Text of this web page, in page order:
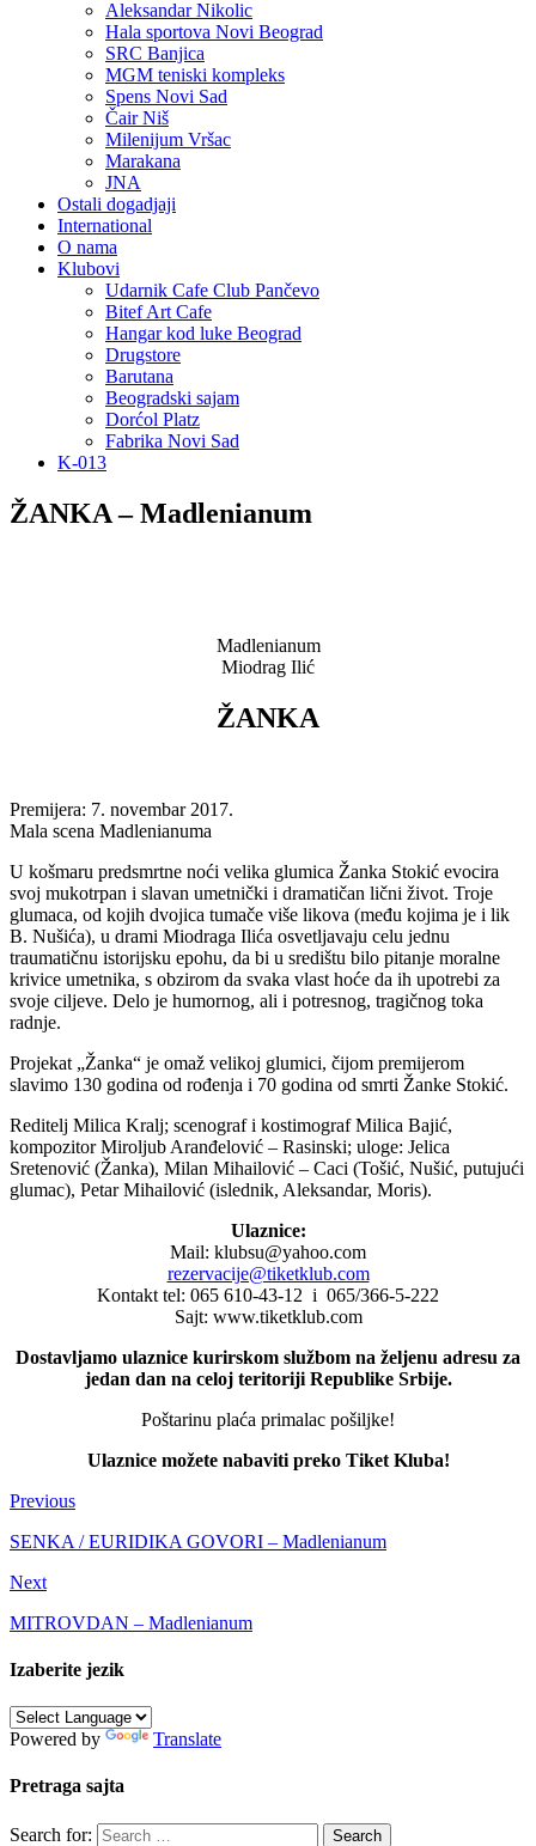
Aleksandar Nikolic
Hala sportova Novi Beograd
SRC Banjica
MGM teniski kompleks
Spens Novi Sad
Čair Niš
Milenijum Vršac
Marakana
JNA
Ostali dogadjaji
International
O nama
Klubovi
Udarnik Cafe Club Pančevo
Bitef Art Cafe
Hangar kod luke Beograd
Drugstore
Barutana
Beogradski sajam
Dorćol Platz
Fabrika Novi Sad
K-013
ŽANKA – Madlenianum
Madlenianum
Miodrag Ilić
ŽANKA
Premijera: 7. novembar 2017.
Mala scena Madlenianuma
U košmaru predsmrtne noći velika glumica Žanka Stokić evocira
svoj mukotrpan i slavan umetnički i dramatičan lični život. Troje
glumaca, od kojih dvojica tumače više likova (među kojima je i lik
B. Nušića), u drami Miodraga Ilića osvetljavaju celu jednu
traumatičnu istorijsku epohu, da bi u središtu bilo pitanje moralne
krivice umetnika, s obzirom da svaka vlast hoće da ih upotrebi za
svoje ciljeve. Delo je humornog, ali i potresnog, tragičnog toka
radnje.
Projekat „Žanka“ je omaž velikoj glumici, čijom premijerom
slavimo 130 godina od rođenja i 70 godina od smrti Žanke Stokić.
Reditelj Milica Kralj; scenograf i kostimograf Milica Bajić,
kompozitor Miroljub Aranđelović – Rasinski; uloge: Jelica
Sretenović (Žanka), Milan Mihailović – Caci (Tošić, Nušić, putujući
glumac), Petar Mihailović (islednik, Aleksandar, Moris).
Ulaznice:
Mail: klubsu@yahoo.com
rezervacije@tiketklub.com
Kontakt tel: 065 610-43-12 i 065/366-5-222
Sajt: www.tiketklub.com
Dostavljamo ulaznice kurirskom službom na željenu adresu za
jedan dan na celoj teritoriji Republike Srbije.
Poštarinu plaća primalac pošiljke!
Ulaznice možete nabaviti preko Tiket Kluba!
Previous
SENKA / EURIDIKA GOVORI – Madlenianum
Next
MITROVDAN – Madlenianum
Izaberite jezik
Powered by Translate
Pretraga sajta
Search for: